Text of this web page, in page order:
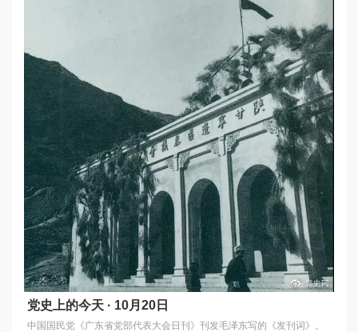
党史上的今天 · 10月20日
中国国民党《广东省党部代表大会日刊》刊发毛泽东写的《发刊词》。